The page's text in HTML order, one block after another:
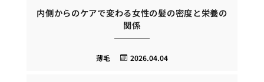
内側からのケアで変わる女性の髪の密度と栄養の
関係
2026.04.04
薄毛